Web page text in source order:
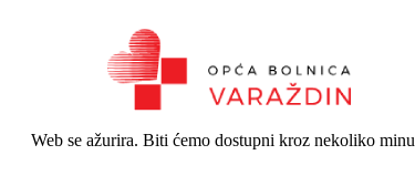
Web se ažurira. Biti ćemo dostupni kroz nekoliko